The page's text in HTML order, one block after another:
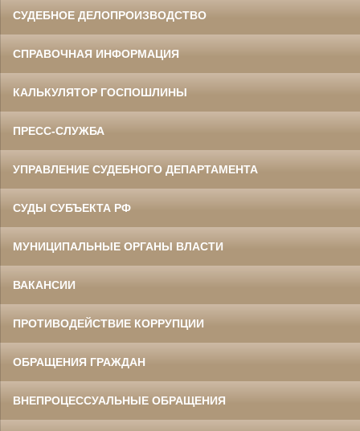
СУДЕБНОЕ ДЕЛОПРОИЗВОДСТВО
СПРАВОЧНАЯ ИНФОРМАЦИЯ
КАЛЬКУЛЯТОР ГОСПОШЛИНЫ
ПРЕСС-СЛУЖБА
УПРАВЛЕНИЕ СУДЕБНОГО ДЕПАРТАМЕНТА
СУДЫ СУБЪЕКТА РФ
МУНИЦИПАЛЬНЫЕ ОРГАНЫ ВЛАСТИ
ВАКАНСИИ
ПРОТИВОДЕЙСТВИЕ КОРРУПЦИИ
ОБРАЩЕНИЯ ГРАЖДАН
ВНЕПРОЦЕССУАЛЬНЫЕ ОБРАЩЕНИЯ